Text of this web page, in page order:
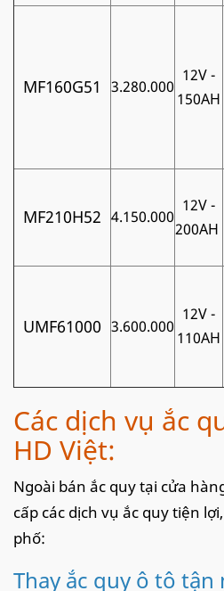
MF160G51 3.280.000
12V -
150AH
MF210H52 4.150.000
12V -
200AH
UMF61000 3.600.000
12V -
110AH
Các dịch vụ ắc
HD Việt:
Ngoài bán ắc quy tại cửa
cấp các dịch vụ ắc quy tiện
phố:
Thay ắc quy ô tô tận